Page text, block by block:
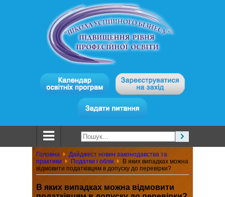
Головна
Дайджест новин законодавства та
практики
Податки і облік
В яких випадках можна
відмовити податківцям в допуску до перевірки?
В яких випадках можна відмовити